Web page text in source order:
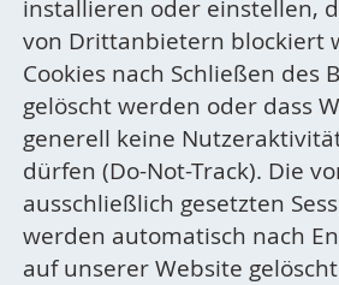
installieren oder einstellen,
von Drittanbietern blockiert
Cookies nach Schließen des
gelöscht werden oder dass
generell keine
dürfen (Do-Not-Track). Die
ausschließlich gesetzten
werden automatisch nach
auf unserer Website